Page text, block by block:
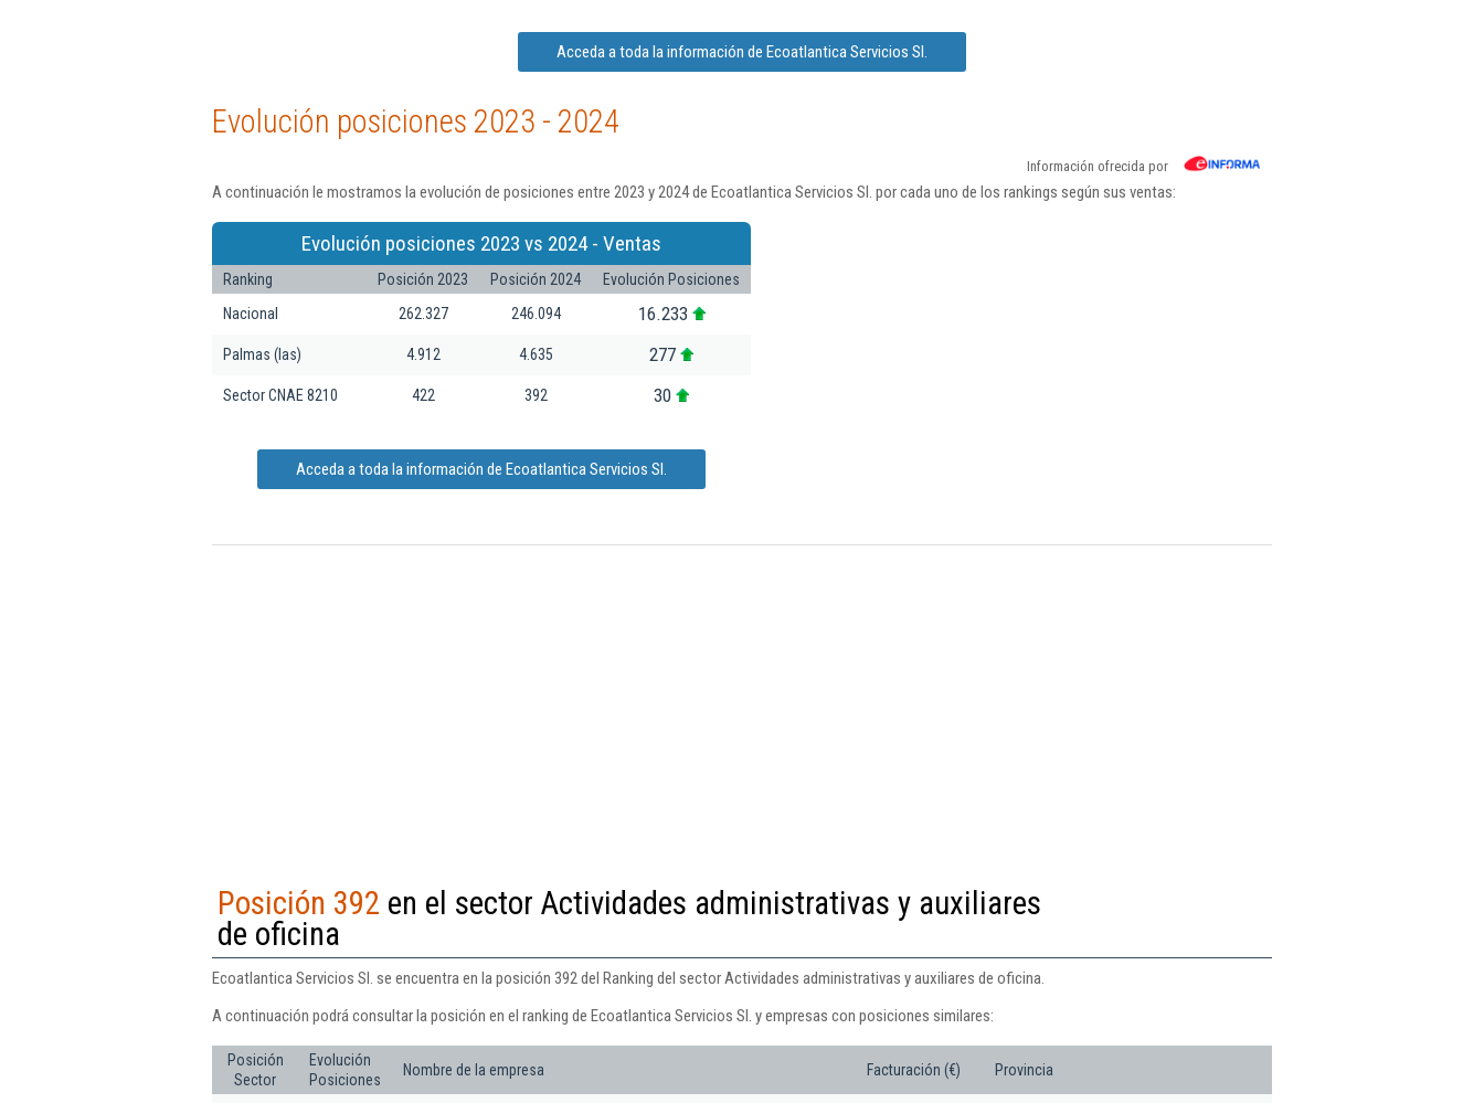
Acceda a toda la información de Ecoatlantica Servicios Sl.
Evolución posiciones 2023 - 2024
Información ofrecida por
A continuación le mostramos la evolución de posiciones entre 2023 y 2024 de Ecoatlantica Servicios Sl. por cada uno de los rankings según sus ventas:
Evolución posiciones 2023 vs 2024 - Ventas
Ranking Posición 2023 Posición 2024
Evolución Posiciones
Nacional
262.327 246.094 16.233
Palmas (las) 4.912 4.635 277
Sector CNAE 8210 422 392 30
Acceda a toda la información de Ecoatlantica Servicios Sl.
Posición 392 en el sector Actividades administrativas y auxiliares
de oficina
Ecoatlantica Servicios Sl. se encuentra en la posición 392 del Ranking del sector Actividades administrativas y auxiliares de oficina.
A continuación podrá consultar la posición en el ranking de Ecoatlantica Servicios Sl. y empresas con posiciones similares:
Posición
Sector
Evolución
Posiciones
Nombre de la empresa Facturación (€) Provincia